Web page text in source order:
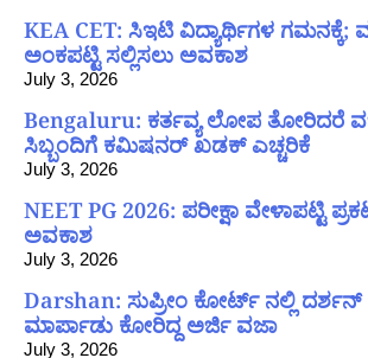
KEA CET: ಸಿಇಟಿ ವಿದ್ಯಾರ್ಥಿಗಳ
ಅಂಕಪಟ್ಟಿ ಸಲ್ಲಿಸಲು ಅವಕಾಶ
July 3, 2026
Bengaluru: ಕರ್ತವ್ಯ ಲೋಪ ತೋರಿದರೆ
ಸಿಬ್ಬಂದಿಗೆ ಕಮಿಷನರ್ ಖಡಕ್ ಎಚ್ಚರಿಕೆ
July 3, 2026
NEET PG 2026: ಪರೀಕ್ಷಾ ವೇಳಾಪಟ್ಟಿ
ಅವಕಾಶ
July 3, 2026
Darshan: ಸುಪ್ರೀಂ ಕೋರ್ಟ್ ನಲ್ಲಿ
ಮಾರ್ಪಾಡು ಕೋರಿದ್ದ ಅರ್ಜಿ ವಜಾ
July 3, 2026